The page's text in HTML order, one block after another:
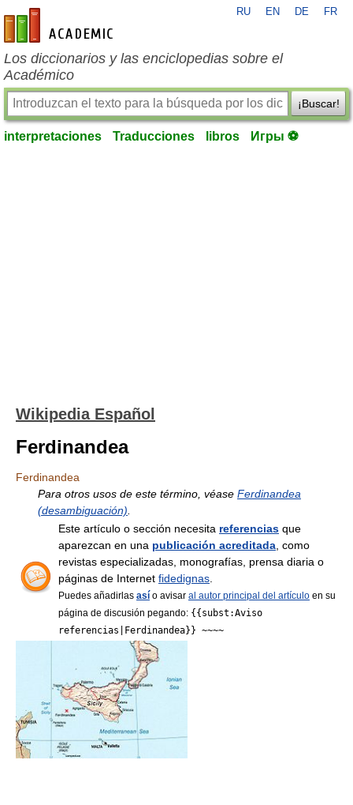
es-academic.com
RU EN DE FR
Los diccionarios y las enciclopedias sobre el
Académico
¡Buscar!
interpretaciones Traducciones libros Игры ⚽
Wikipedia Español
Ferdinandea
Ferdinandea
Para otros usos de este término, véase Ferdinandea
(desambiguación)
Este artículo o sección necesita referencias que
aparezcan en una publicación acreditada , como
revistas especializadas, monografías, prensa diaria o
páginas de Internet fidedignas
Puedes añadirlas así o avisar al autor principal del artículo en su
página de discusión pegando: {{subst:Aviso
referencias|Ferdinandea}} ~~~~